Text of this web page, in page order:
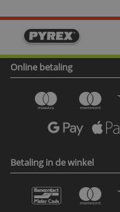
Online betaling
Betaling in de winkel